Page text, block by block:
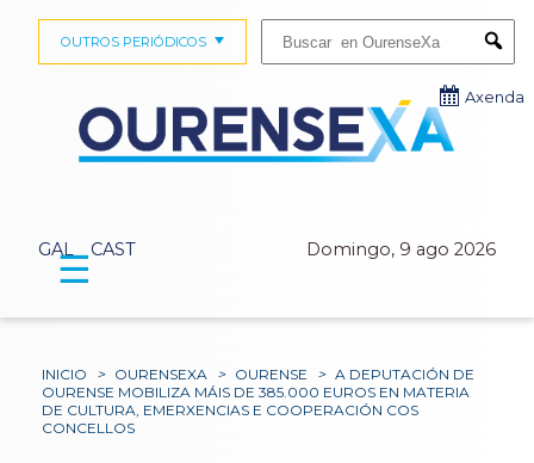
GAL CAST Domingo, 9 ago 2026
OUTROS PERIÓDICOS
Axenda
☰
INICIO > OURENSEXA > OURENSE > A DEPUTACIÓN DE
OURENSE MOBILIZA MÁIS DE 385.000 EUROS EN MATERIA
DE CULTURA, EMERXENCIAS E COOPERACIÓN COS
CONCELLOS